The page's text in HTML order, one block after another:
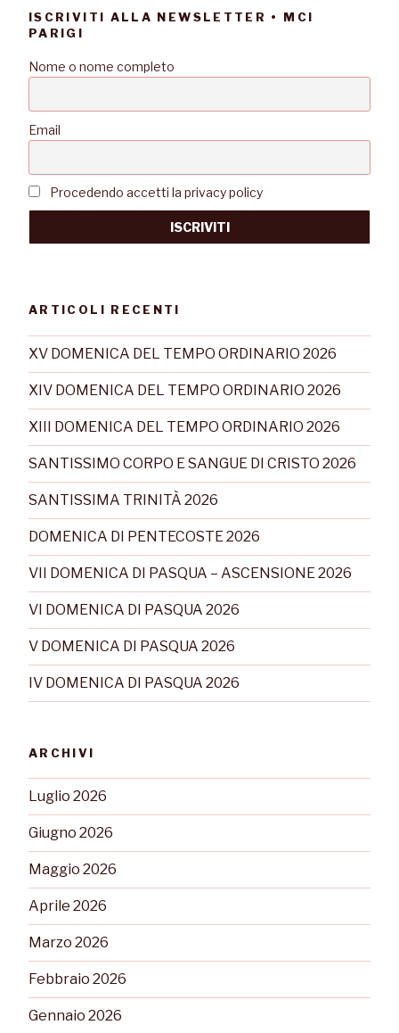
ISCRIVITI ALLA NEWSLETTER • MCI
PARIGI
Nome o nome completo
Email
Procedendo accetti la privacy policy
ARTICOLI RECENTI
XV DOMENICA DEL TEMPO ORDINARIO 2026
XIV DOMENICA DEL TEMPO ORDINARIO 2026
XIII DOMENICA DEL TEMPO ORDINARIO 2026
SANTISSIMO CORPO E SANGUE DI CRISTO 2026
SANTISSIMA TRINITÀ 2026
DOMENICA DI PENTECOSTE 2026
VII DOMENICA DI PASQUA – ASCENSIONE 2026
VI DOMENICA DI PASQUA 2026
V DOMENICA DI PASQUA 2026
IV DOMENICA DI PASQUA 2026
ARCHIVI
Luglio 2026
Giugno 2026
Maggio 2026
Aprile 2026
Marzo 2026
Febbraio 2026
Gennaio 2026